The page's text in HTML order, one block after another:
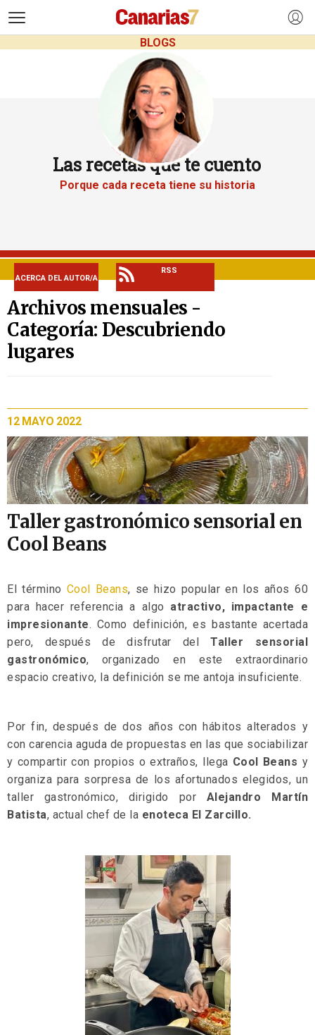
BLOGS
Las recetas que te cuento
Porque cada receta tiene su historia
ACERCA DEL AUTOR/A
RSS
Archivos mensuales -
Categoría: Descubriendo
lugares
12 MAYO 2022
Taller gastronómico sensorial en
Cool Beans
El término Cool Beans, se hizo popular en los años 60
para hacer referencia a algo atractivo, impactante e
impresionante. Como definición, es bastante acertada
pero, después de disfrutar delTaller sensorial
gastronómico, organizado en este extraordinario
espacio creativo, la definición se me antoja insuficiente.
Por fin, después de dos años con hábitos alterados y
con carencia aguda de propuestas en las que sociabilizar
y compartir con propios o extraños, llega Cool Beans y
organiza para sorpresa de los afortunados elegidos, un
taller gastronómico, dirigido por Alejandro Martín
Batista, actual chef de la enoteca El Zarcillo.